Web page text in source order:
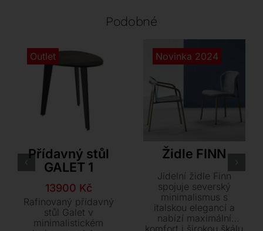
Podobné
Outlet
Přídavný stůl
GALET 1
Původní
cena
byla:
14900 Kč.
13900 Kč
Aktuální
cena
je:
13900 Kč.
Rafinovaný přídavný
stůl Galet v
minimalistickém
Novinka 2024
Židle FINN
Jídelní židle Finn
spojuje severský
minimalismus s
italskou elegancí a
nabízí maximální